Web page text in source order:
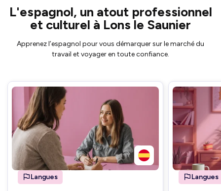
L'espagnol, un atout professionnel
et culturel à Lons le Saunier
Apprenez l’espagnol pour vous démarquer sur le marché du
travail et voyager en toute confiance.
Langues Langues